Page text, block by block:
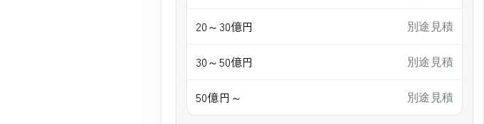
20～30億円 別途見積
30～50億円 別途見積
50億円～ 別途見積